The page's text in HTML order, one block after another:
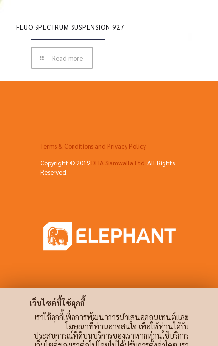
FLUO SPECTRUM SUSPENSION 927
Read more
Terms & Conditions and Privacy Policy
Copyright © 2019 DHA Siamwalla Ltd. All Rights
Reserved.
เว็บไซต์นี้ใช้คุกกี้
เราใช้คุกกี้เพื่อการพัฒนาการนำเสนอคอนเทนต์และ
โฆษณาที่ท่านอาจสนใจ เพื่อให้ท่านได้รับ
ประสบการณ์ที่ดีบนบริการของเราหากท่านใช้บริการ